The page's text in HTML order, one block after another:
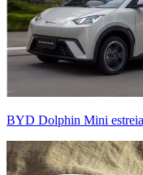
BYD Dolphin Mini estreia